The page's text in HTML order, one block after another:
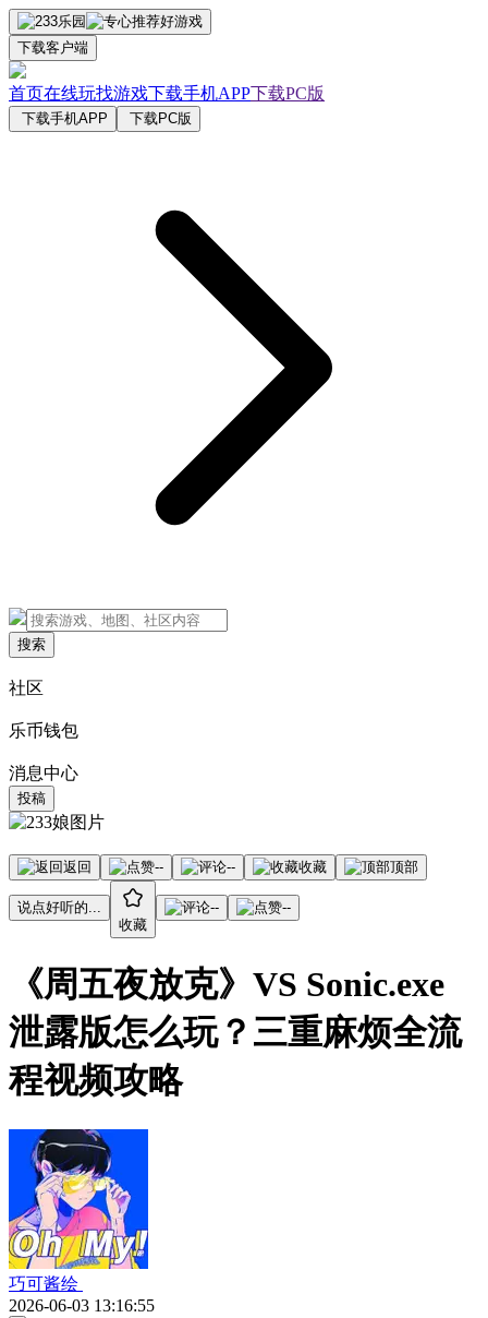
下载客户端
首页在线玩找游戏下载手机APP下载PC版
下载手机APP 下载PC版
搜索
社区
乐币钱包
消息中心
投稿
返回 -- -- 收藏 顶部
说点好听的...
收藏
-- --
《周五夜放克》VS Sonic.exe
泄露版怎么玩？三重麻烦全流
程视频攻略
巧可酱绘
2026-06-03 13:16:55